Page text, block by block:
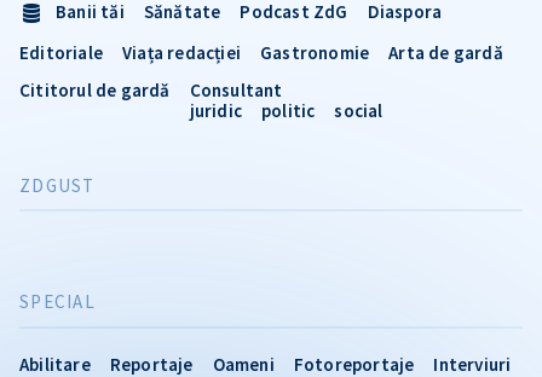
SPECIAL
Abilitare Reportaje Oameni Fotoreportaje
Interviuri
Banii tăi Sănătate Podcast ZdG
Diaspora
Editoriale
Viața redacției Gastronomie
Arta de gardă
Cititorul de gardă
Consultant
juridic
politic social
ZDGUST